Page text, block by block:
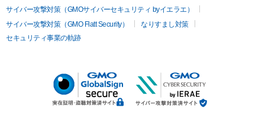
サイバー攻撃対策（GMOサイバーセキュリティ byイエラエ）
サイバー攻撃対策（GMO Flatt Security）
なりすまし対策
セキュリティ事業の軌跡